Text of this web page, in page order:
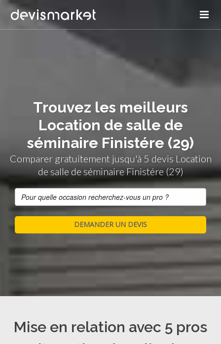
Trouvez les meilleurs
Location de salle de
séminaire Finistére (29)
Comparer gratuitement jusqu'à 5 devis Location
de salle de séminaire Finistére (29)
Mise en relation avec 5 pros